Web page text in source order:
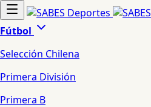
Fútbol
Selección Chilena
Primera División
Primera B